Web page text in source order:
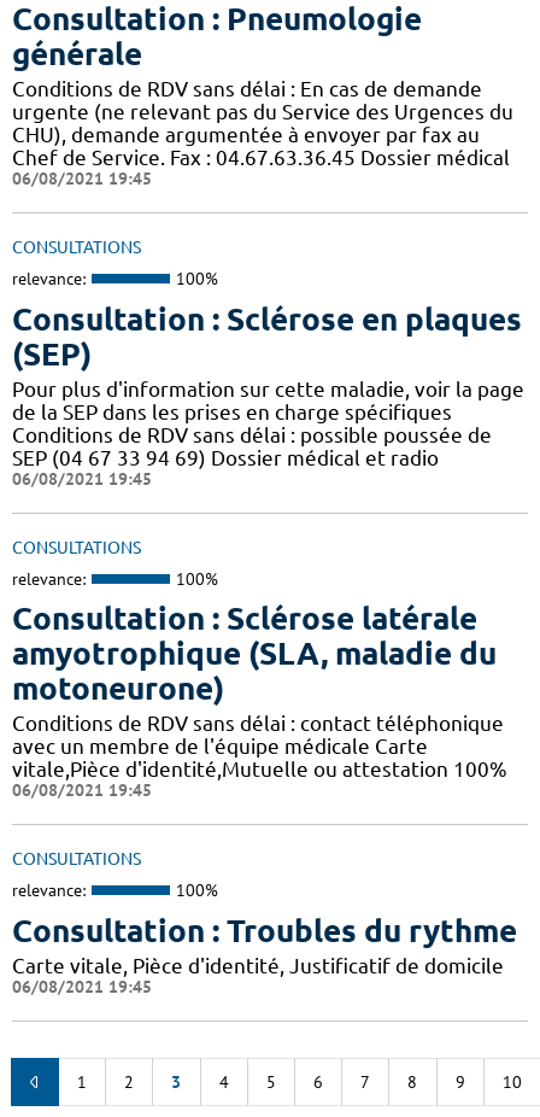
Consultation : Pneumologie
générale
Conditions de RDV sans délai : En cas de demande
urgente (ne relevant pas du Service des Urgences du
CHU), demande argumentée à envoyer par fax au
Chef de Service. Fax : 04.67.63.36.45 Dossier médical
06/08/2021 19:45
CONSULTATIONS
relevance: 100%
Consultation : Sclérose en plaques
(SEP)
Pour plus d'information sur cette maladie, voir la page
de la SEP dans les prises en charge spécifiques
Conditions de RDV sans délai : possible poussée de
SEP (04 67 33 94 69) Dossier médical et radio
06/08/2021 19:45
CONSULTATIONS
relevance: 100%
Consultation : Sclérose latérale
amyotrophique (SLA, maladie du
motoneurone)
Conditions de RDV sans délai : contact téléphonique
avec un membre de l'équipe médicale Carte
vitale,Pièce d'identité,Mutuelle ou attestation 100%
06/08/2021 19:45
CONSULTATIONS
relevance: 100%
Consultation : Troubles du rythme
Carte vitale, Pièce d'identité, Justificatif de domicile
06/08/2021 19:45
1 2 3 4 5 6 7 8 9 10